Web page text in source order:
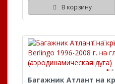
В корзину
Багажник Атлант на